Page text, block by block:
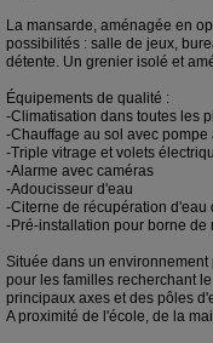
La mansarde, aménagée en
possibilités : salle de jeux,
détente. Un grenier isolé et
Équipements de qualité :
-Climatisation dans toutes les
-Chauffage au sol avec pompe
-Triple vitrage et volets
-Alarme avec caméras
-Adoucisseur d'eau
-Citerne de récupération d'eau
-Pré-installation pour borne
Située dans un
pour les familles recherchant
principaux axes et des pôles
A proximité de l'école, de la